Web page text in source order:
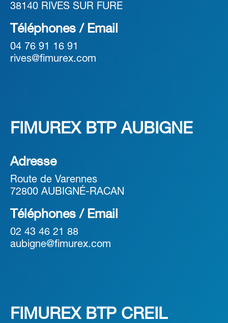
38140 RIVES SUR FURE
Téléphones / Email
04 76 91 16 91
rives@fimurex.com
FIMUREX BTP AUBIGNE
Adresse
Route de Varennes
72800 AUBIGNÉ-RACAN
Téléphones / Email
02 43 46 21 88
aubigne@fimurex.com
FIMUREX BTP CREIL